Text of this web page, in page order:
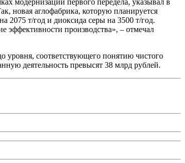
модернизации первого передела, указывал в
новая аглофабрика, которую планируется
2075 т/год и диоксида серы на 3500 т/год.
эффективности производства», – отмечал
уровня, соответствующего понятию чистого
деятельность превысят 38 млрд рублей.